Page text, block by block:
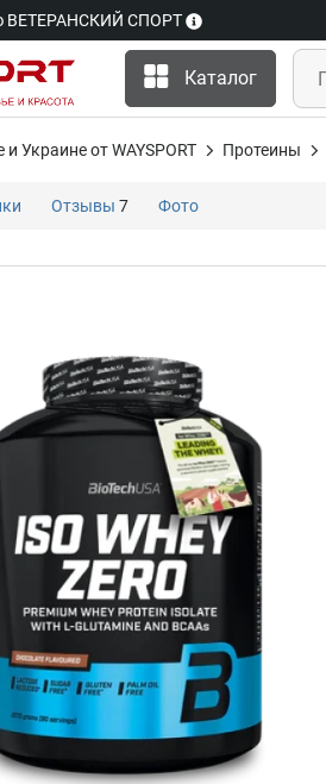
ВЕТЕРАНСКИЙ СПОРТ
Каталог
Украине от WAYSPORT Протеины
Отзывы 7 Фото